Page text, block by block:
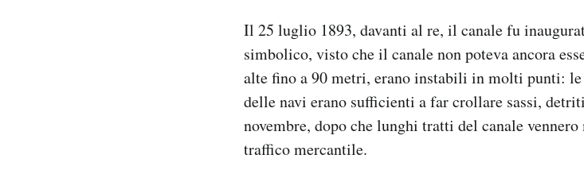
Il 25 luglio 1893, davanti al re, il canale fu
simbolico, visto che il canale non poteva ancora
alte fino a 90 metri, erano instabili in molti punti:
delle navi erano sufficienti a far crollare sassi,
novembre, dopo che lunghi tratti del canale
traffico mercantile.